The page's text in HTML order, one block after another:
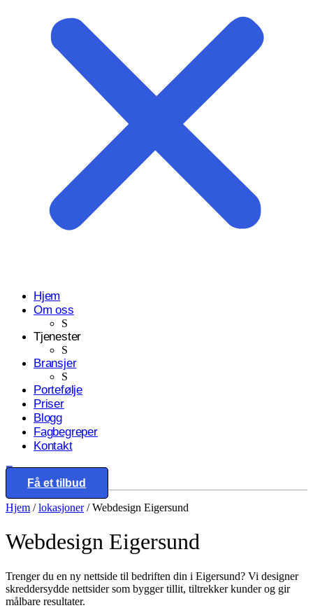
Hjem
Om oss
S
Tjenester
S
Bransjer
S
Portefølje
Priser
Blogg
Fagbegreper
Kontakt
Eng
Få et tilbud
Start prosjektet ditt med oss
Klar til å gjøre ideen din om til en kraftfull digital opplevelse?
Hjem /lokasjoner/Webdesign Eigersund
Webdesign Eigersund
Trenger du en ny nettside til bedriften din i Eigersund? Vi designer
skreddersydde nettsider som bygger tillit, tiltrekker kunder og gir
målbare resultater.